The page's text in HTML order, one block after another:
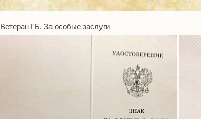
Ветеран ГБ. За особые заслуги